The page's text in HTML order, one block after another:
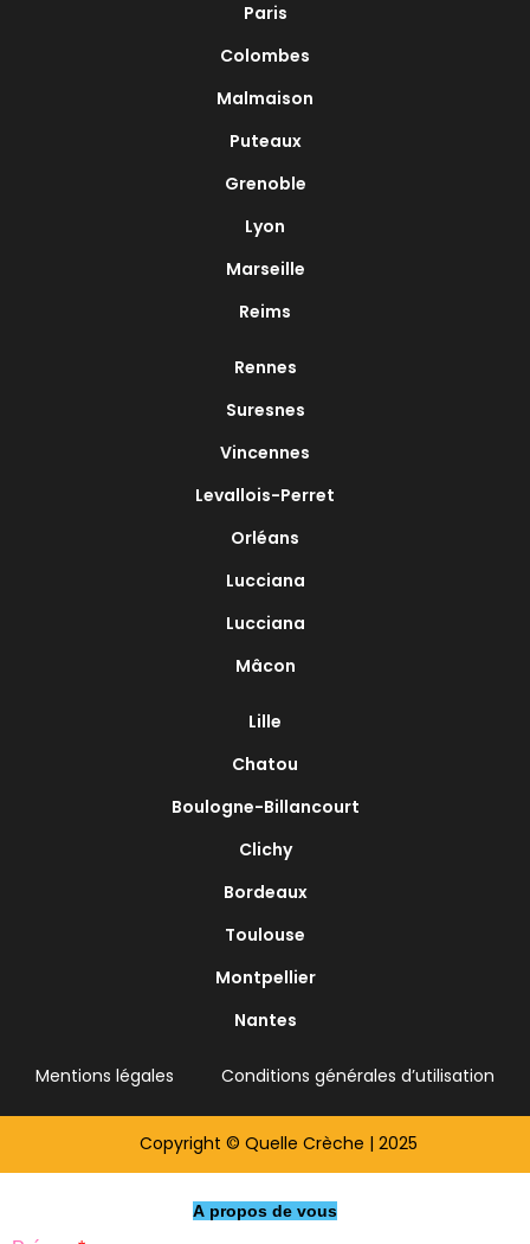
Paris
Colombes
Malmaison
Puteaux
Grenoble
Lyon
Marseille
Reims
Rennes
Suresnes
Vincennes
Levallois-Perret
Orléans
Lucciana
Lucciana
Mâcon
Lille
Chatou
Boulogne-Billancourt
Clichy
Bordeaux
Toulouse
Montpellier
Nantes
Mentions légales Conditions générales d’utilisation
Copyright © Quelle Crèche | 2025